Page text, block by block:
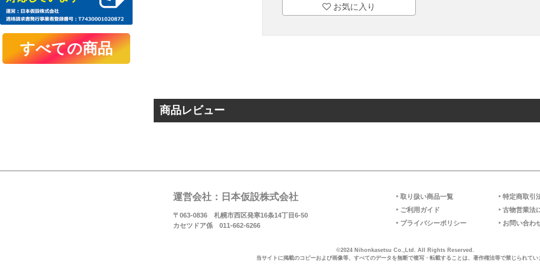
お気に入り
商品レビュー
運営会社：日本仮設株式会社
〒063-0836 札幌市西区発寒16条14丁目6-50
カセツドア係 011-662-6266
‣ 取り扱い商品一覧
‣ ご利用ガイド
‣ プライバシーポリシー
‣ 特定商取引
‣ 古物営業法
‣ お問い合わ
©2024 Nihonkasetsu Co.,Ltd. All Rights Reserved.
当サイトに掲載のコピーおよび画像等、すべてのデータを無断で複写・転載することは、著作権法等で禁じられてい